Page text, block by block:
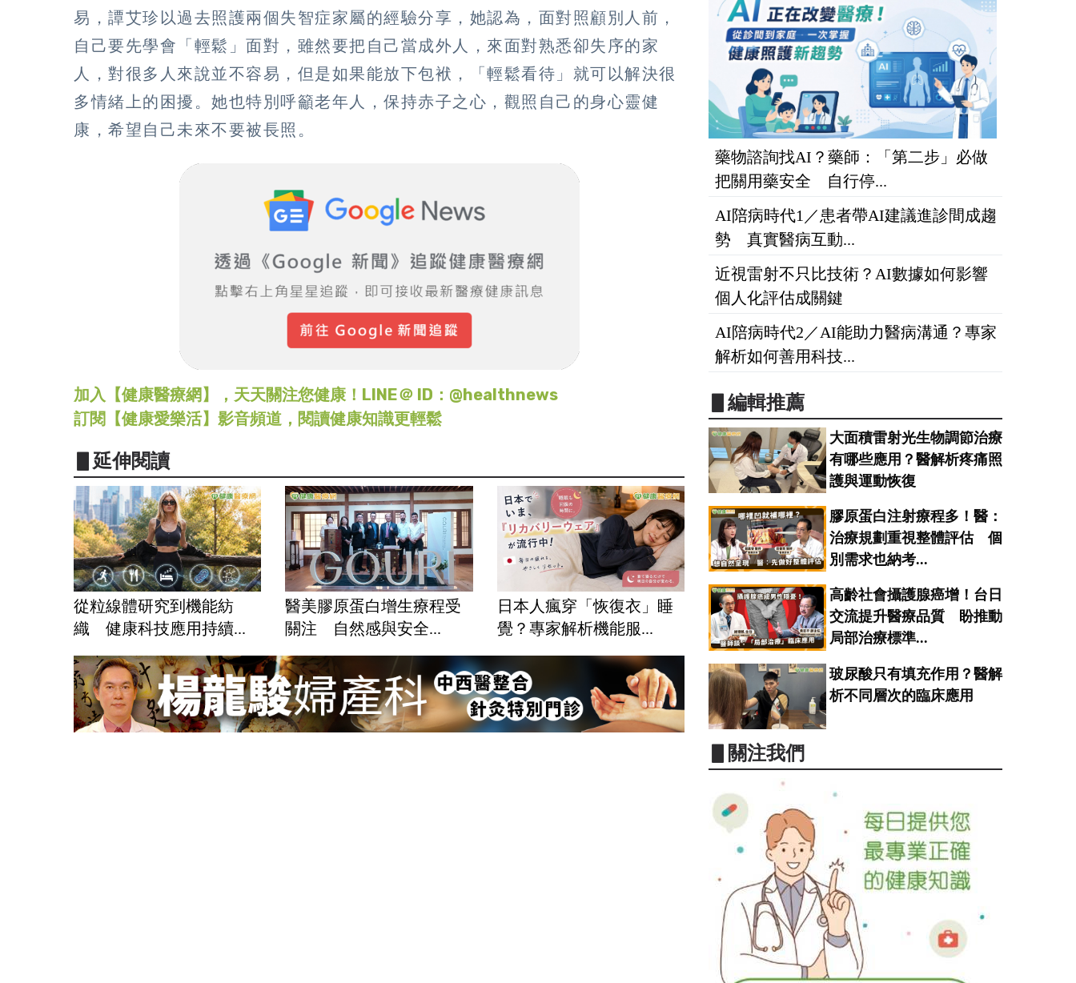
易，譚艾珍以過去照護兩個失智症家屬的經驗分享，她認為，面對照顧別人前，
自己要先學會「輕鬆」面對，雖然要把自己當成外人，來面對熟悉卻失序的家
人，對很多人來說並不容易，但是如果能放下包袱，「輕鬆看待」就可以解決很
多情緒上的困擾。她也特別呼籲老年人，保持赤子之心，觀照自己的身心靈健
康，希望自己未來不要被長照。
加入【健康醫療網】，天天關注您健康！LINE＠ ID：@healthnews
訂閱【健康愛樂活】影音頻道，閱讀健康知識更輕鬆
▋延伸閱讀
從粒線體研究到機能紡
織 健康科技應用持續...
醫美膠原蛋白增生療程受
關注 自然感與安全...
日本人瘋穿「恢復衣」睡
覺？專家解析機能服...
藥物諮詢找AI？藥師：「第二步」必做
把關用藥安全 自行停...
AI陪病時代1／患者帶AI建議進診間成趨
勢 真實醫病互動...
近視雷射不只比技術？AI數據如何影響
個人化評估成關鍵
AI陪病時代2／AI能助力醫病溝通？專家
解析如何善用科技...
▋編輯推薦
大面積雷射光生物調節治療
有哪些應用？醫解析疼痛照
護與運動恢復
膠原蛋白注射療程多！醫：
治療規劃重視整體評估 個
別需求也納考...
高齡社會攝護腺癌增！台日
交流提升醫療品質 盼推動
局部治療標準...
玻尿酸只有填充作用？醫解
析不同層次的臨床應用
▋關注我們